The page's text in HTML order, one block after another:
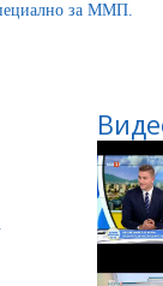
за ММП.